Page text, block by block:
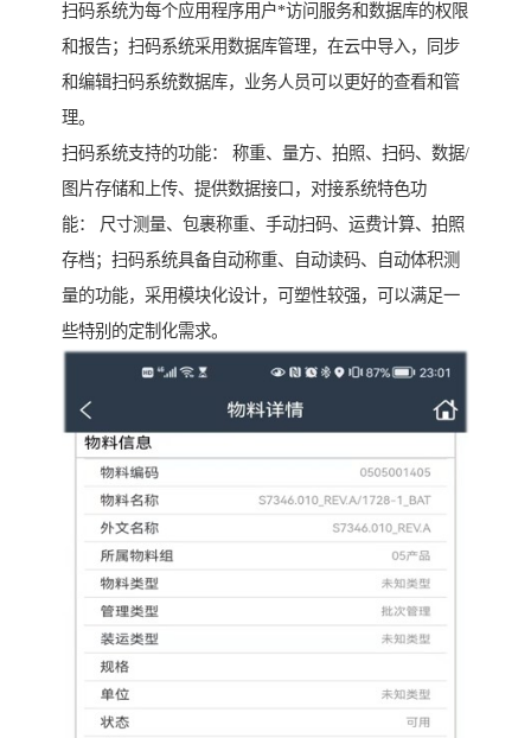
扫码系统为每个应用程序用户*访问服务和数据库的权限
和报告；扫码系统采用数据库管理，在云中导入，同步
和编辑扫码系统数据库，业务人员可以更好的查看和管
理。
扫码系统支持的功能： 称重、量方、拍照、扫码、数据/
图片存储和上传、提供数据接口，对接系统特色功
能： 尺寸测量、包裹称重、手动扫码、运费计算、拍照
存档；扫码系统具备自动称重、自动读码、自动体积测
量的功能，采用模块化设计，可塑性较强，可以满足一
些特别的定制化需求。